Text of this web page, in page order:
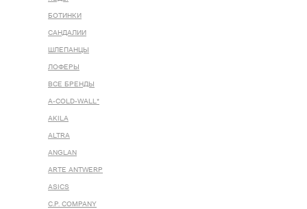
БОТИНКИ
САНДАЛИИ
ШЛЕПАНЦЫ
ЛОФЕРЫ
ВСЕ БРЕНДЫ
A-COLD-WALL*
AKILA
ALTRA
ANGLAN
ARTE ANTWERP
ASICS
C.P. COMPANY